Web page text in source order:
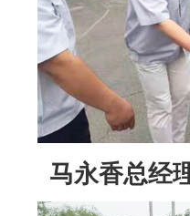
马永香总经